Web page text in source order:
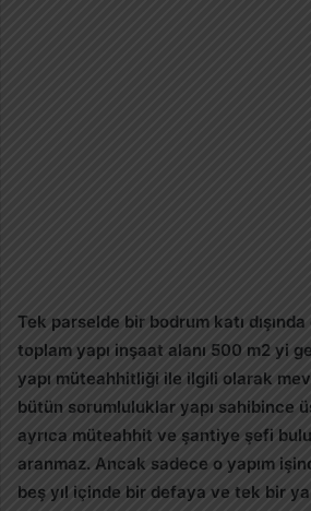
Tek parselde bir bodrum katı
toplam yapı inşaat alanı 500 m2 yi
yapı müteahhitliği ile ilgili olarak
bütün sorumluluklar yapı sahibince
ayrıca müteahhit ve şantiye şefi
aranmaz. Ancak sadece o yapım
beş yıl içinde bir defaya ve tek bir